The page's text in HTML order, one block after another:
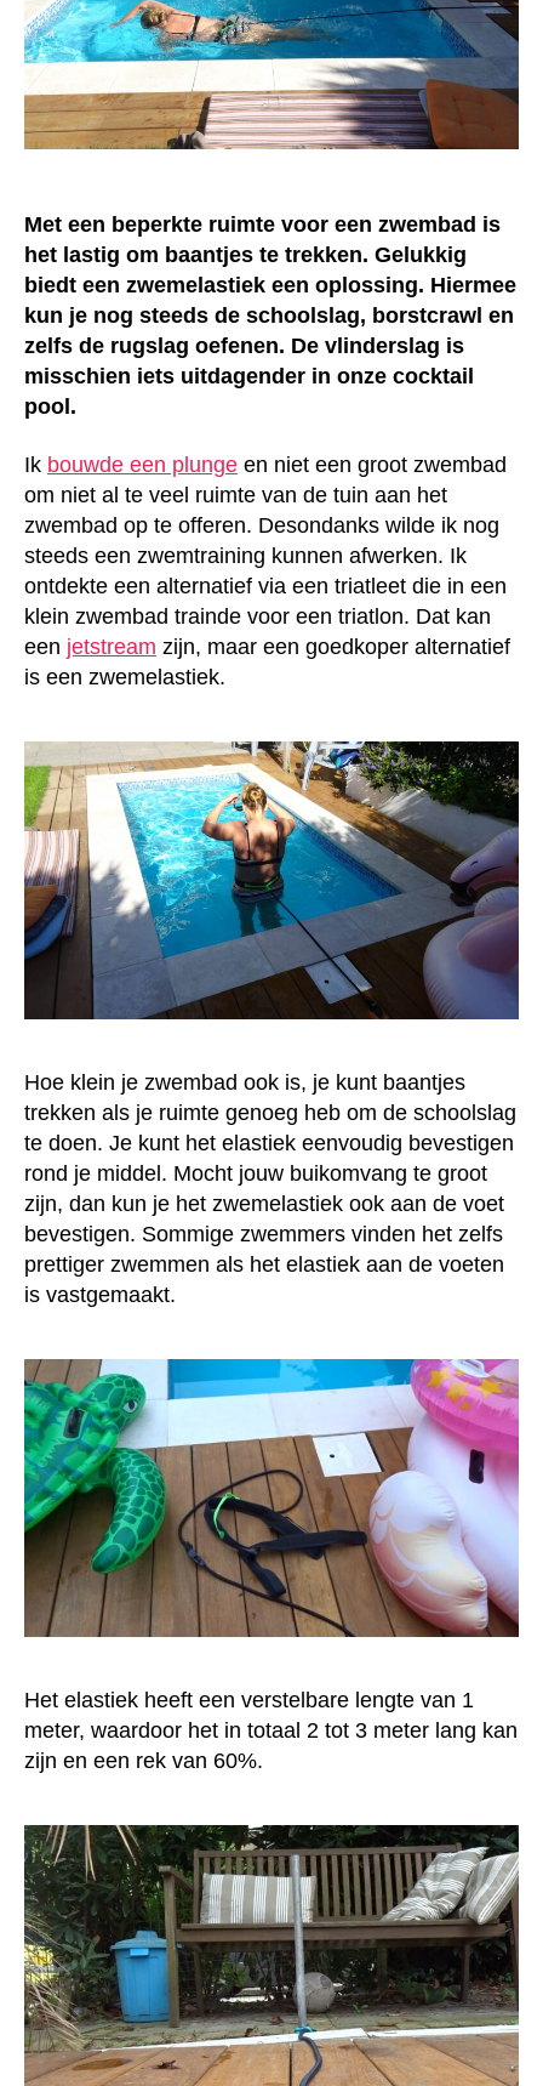
Met een beperkte ruimte voor een zwembad is
het lastig om baantjes te trekken. Gelukkig
biedt een zwemelastiek een oplossing. Hiermee
kun je nog steeds de schoolslag, borstcrawl en
zelfs de rugslag oefenen. De vlinderslag is
misschien iets uitdagender in onze cocktail
pool.
Ik bouwde een plunge en niet een groot zwembad
om niet al te veel ruimte van de tuin aan het
zwembad op te offeren. Desondanks wilde ik nog
steeds een zwemtraining kunnen afwerken. Ik
ontdekte een alternatief via een triatleet die in een
klein zwembad trainde voor een triatlon. Dat kan
een jetstream zijn, maar een goedkoper alternatief
is een zwemelastiek.
Hoe klein je zwembad ook is, je kunt baantjes
trekken als je ruimte genoeg heb om de schoolslag
te doen. Je kunt het elastiek eenvoudig bevestigen
rond je middel. Mocht jouw buikomvang te groot
zijn, dan kun je het zwemelastiek ook aan de voet
bevestigen. Sommige zwemmers vinden het zelfs
prettiger zwemmen als het elastiek aan de voeten
is vastgemaakt.
Het elastiek heeft een verstelbare lengte van 1
meter, waardoor het in totaal 2 tot 3 meter lang kan
zijn en een rek van 60%.